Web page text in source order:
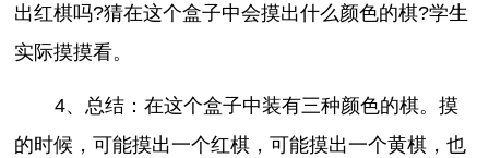
出红棋吗?猜在这个盒子中会摸出什么颜色的棋?学生
实际摸摸看。
4、总结：在这个盒子中装有三种颜色的棋。摸
的时候，可能摸出一个红棋，可能摸出一个黄棋，也